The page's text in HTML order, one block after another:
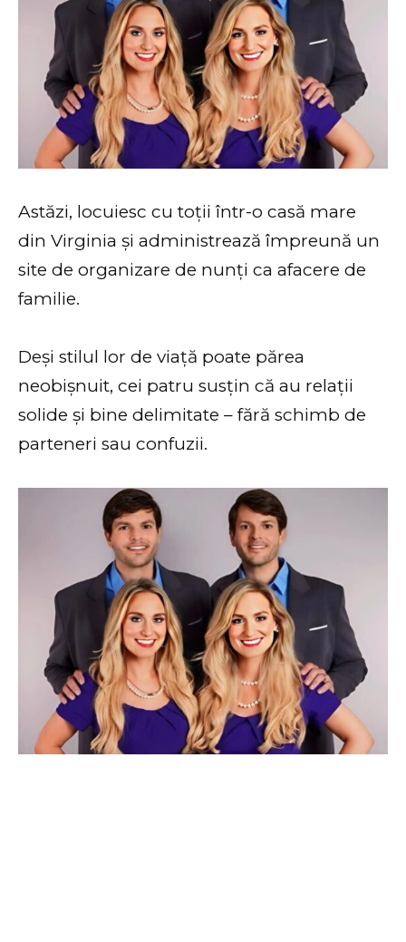
Astăzi, locuiesc cu toții într-o casă mare
din Virginia și administrează împreună un
site de organizare de nunți ca afacere de
familie.
Deși stilul lor de viață poate părea
neobișnuit, cei patru susțin că au relații
solide și bine delimitate – fără schimb de
parteneri sau confuzii.